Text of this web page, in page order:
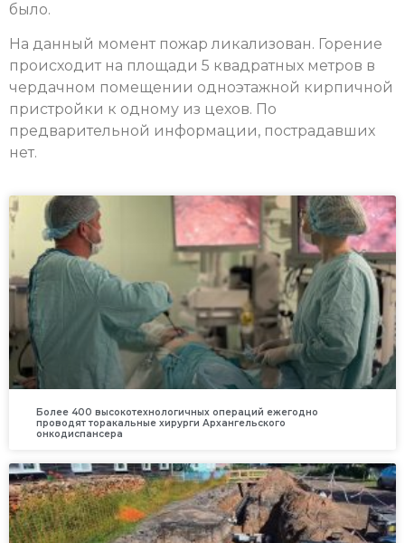
было.
На данный момент пожар ликализован. Горение
происходит на площади 5 квадратных метров в
чердачном помещении одноэтажной кирпичной
пристройки к одному из цехов. По
предварительной информации, пострадавших
нет.
Более 400 высокотехнологичных операций ежегодно
проводят торакальные хирурги Архангельского
онкодиспансера